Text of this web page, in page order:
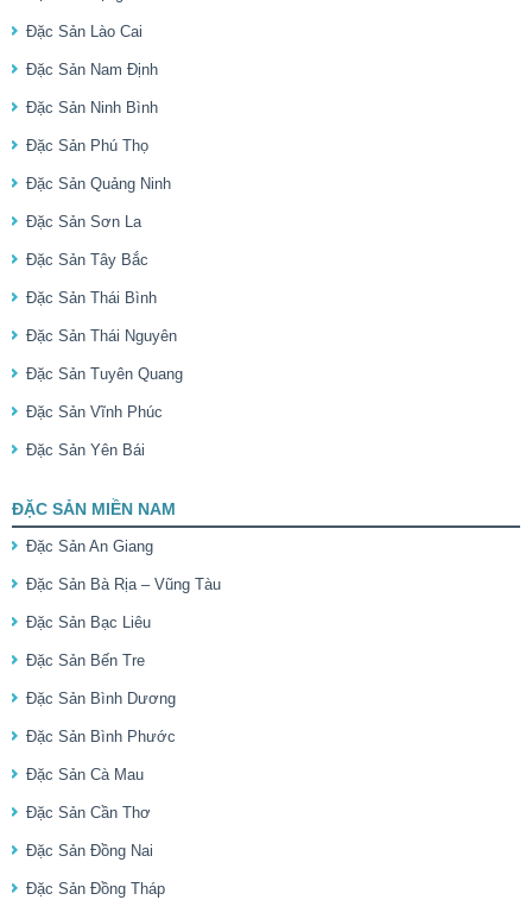
Đặc Sản Lào Cai
Đặc Sản Nam Định
Đặc Sản Ninh Bình
Đặc Sản Phú Thọ
Đặc Sản Quảng Ninh
Đặc Sản Sơn La
Đặc Sản Tây Bắc
Đặc Sản Thái Bình
Đặc Sản Thái Nguyên
Đặc Sản Tuyên Quang
Đặc Sản Vĩnh Phúc
Đặc Sản Yên Bái
ĐẶC SẢN MIỀN NAM
Đặc Sản An Giang
Đặc Sản Bà Rịa – Vũng Tàu
Đặc Sản Bạc Liêu
Đặc Sản Bến Tre
Đặc Sản Bình Dương
Đặc Sản Bình Phước
Đặc Sản Cà Mau
Đặc Sản Cần Thơ
Đặc Sản Đồng Nai
Đặc Sản Đồng Tháp